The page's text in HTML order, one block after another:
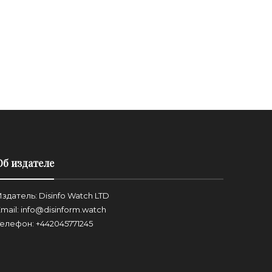
издателе
Disinfo Watch LTD
info@disinform.watch
+442045771245